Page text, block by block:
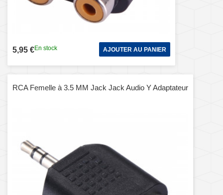
5,95 €En stock AJOUTER AU PANIER
RCA Femelle à 3.5 MM Jack Jack Audio Y Adaptateur